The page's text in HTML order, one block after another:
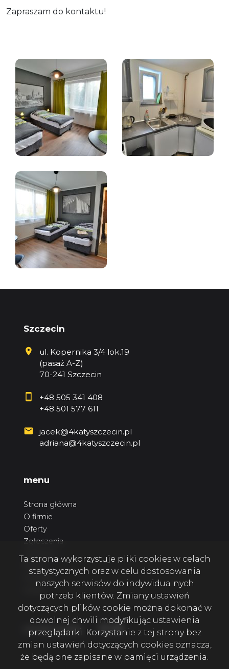
Zapraszam do kontaktu!
Szczecin
ul. Kopernika 3/4 lok.19
(pasaż A-Z)
70-241 Szczecin
+48 505 341 408
+48 501 577 611
jacek@4katyszczecin.pl
adriana@4katyszczecin.pl
menu
Strona główna
O firmie
Oferty
Zgłoszenia
Kontakt
social media Facebook
Facebook
Facebook
Ta strona wykorzystuje pliki cookies w celach
statystycznych oraz w celu dostosowania
naszych serwisów do indywidualnych
potrzeb klientów. Zmiany ustawień
dotyczących plików cookie można dokonać w
dowolnej chwili modyfikując ustawienia
przeglądarki. Korzystanie z tej strony bez
zmian ustawień dotyczących cookies oznacza,
że będą one zapisane w pamięci urządzenia.